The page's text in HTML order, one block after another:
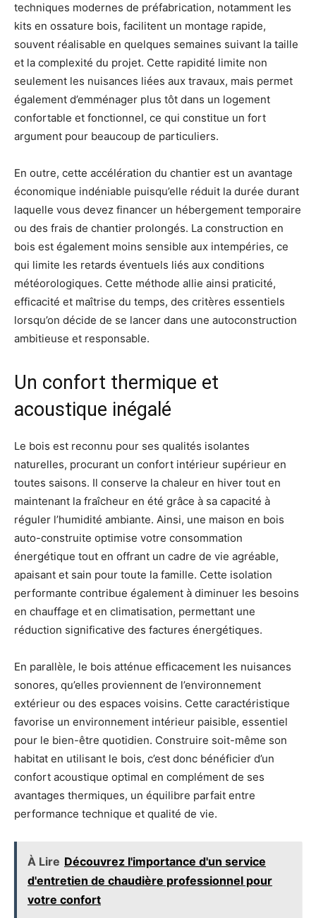
techniques modernes de préfabrication, notamment les
kits en ossature bois, facilitent un montage rapide,
souvent réalisable en quelques semaines suivant la taille
et la complexité du projet. Cette rapidité limite non
seulement les nuisances liées aux travaux, mais permet
également d’emménager plus tôt dans un logement
confortable et fonctionnel, ce qui constitue un fort
argument pour beaucoup de particuliers.
En outre, cette accélération du chantier est un avantage
économique indéniable puisqu’elle réduit la durée durant
laquelle vous devez financer un hébergement temporaire
ou des frais de chantier prolongés. La construction en
bois est également moins sensible aux intempéries, ce
qui limite les retards éventuels liés aux conditions
météorologiques. Cette méthode allie ainsi praticité,
efficacité et maîtrise du temps, des critères essentiels
lorsqu’on décide de se lancer dans une autoconstruction
ambitieuse et responsable.
Un confort thermique et
acoustique inégalé
Le bois est reconnu pour ses qualités isolantes
naturelles, procurant un confort intérieur supérieur en
toutes saisons. Il conserve la chaleur en hiver tout en
maintenant la fraîcheur en été grâce à sa capacité à
réguler l’humidité ambiante. Ainsi, une maison en bois
auto-construite optimise votre consommation
énergétique tout en offrant un cadre de vie agréable,
apaisant et sain pour toute la famille. Cette isolation
performante contribue également à diminuer les besoins
en chauffage et en climatisation, permettant une
réduction significative des factures énergétiques.
En parallèle, le bois atténue efficacement les nuisances
sonores, qu’elles proviennent de l’environnement
extérieur ou des espaces voisins. Cette caractéristique
favorise un environnement intérieur paisible, essentiel
pour le bien-être quotidien. Construire soit-même son
habitat en utilisant le bois, c’est donc bénéficier d’un
confort acoustique optimal en complément de ses
avantages thermiques, un équilibre parfait entre
performance technique et qualité de vie.
À Lire Découvrez l'importance d'un service
d'entretien de chaudière professionnel pour
votre confort